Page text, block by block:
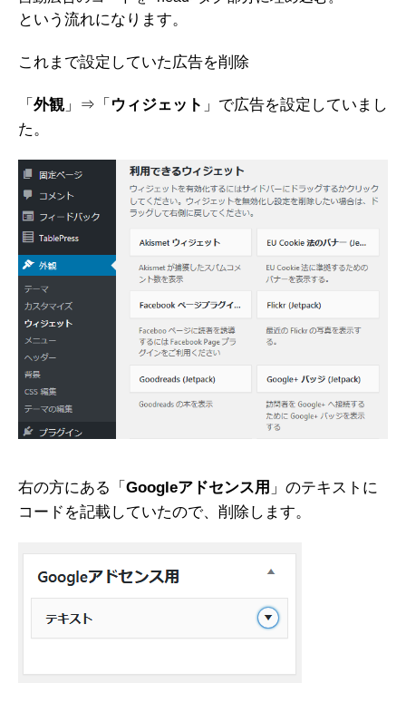
という流れになります。
これまで設定していた広告を削除
「 外観」⇒「 ウィジェット 」で広告を設定していまし
た。
右の方にある「 Googleアドセンス用 」のテキストに
コードを記載していたので、削除します。